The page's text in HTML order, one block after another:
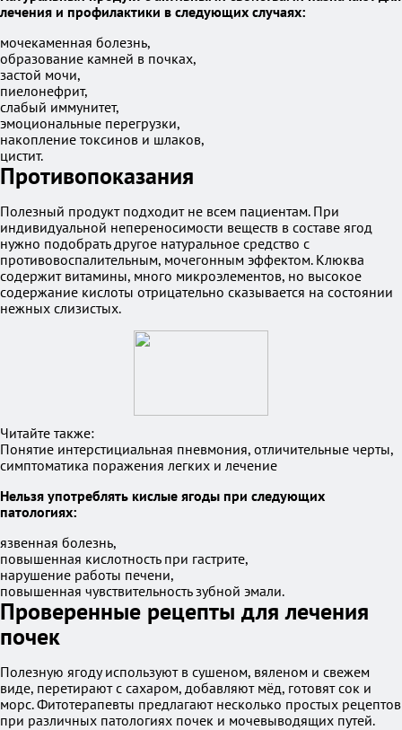
лечения и профилактики в следующих случаях:
мочекаменная болезнь,
образование камней в почках,
застой мочи,
пиелонефрит,
слабый иммунитет,
эмоциональные перегрузки,
накопление токсинов и шлаков,
цистит.
Противопоказания
Полезный продукт подходит не всем пациентам. При
индивидуальной непереносимости веществ в составе ягод
нужно подобрать другое натуральное средство с
противовоспалительным, мочегонным эффектом. Клюква
содержит витамины, много микроэлементов, но высокое
содержание кислоты отрицательно сказывается на состоянии
нежных слизистых.
Читайте также:
Понятие интерстициальная пневмония, отличительные черты,
симптоматика поражения легких и лечение
Нельзя употреблять кислые ягоды при следующих
патологиях:
язвенная болезнь,
повышенная кислотность при гастрите,
нарушение работы печени,
повышенная чувствительность зубной эмали.
Проверенные рецепты для лечения
почек
Полезную ягоду используют в сушеном, вяленом и свежем
виде, перетирают с сахаром, добавляют мёд, готовят сок и
морс. Фитотерапевты предлагают несколько простых рецептов
при различных патологиях почек и мочевыводящих путей.